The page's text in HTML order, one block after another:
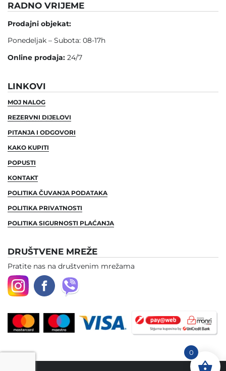
RADNO VRIJEME
Prodajni objekat:
Ponedeljak – Subota: 08-17h
Online prodaja: 24/7
LINKOVI
MOJ NALOG
REZERVNI DIJELOVI
PITANJA I ODGOVORI
KAKO KUPITI
POPUSTI
KONTAKT
POLITIKA ČUVANJA PODATAKA
POLITIKA PRIVATNOSTI
POLITIKA SIGURNOSTI PLAĆANJA
DRUŠTVENE MREŽE
Pratite nas na društvenim mrežama
0